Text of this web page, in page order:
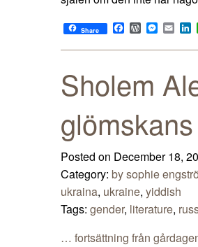
Share Facebook
WordPress
Sholem
Posted on December 18,
Category: by sophie
ukraina, ukraine, yiddish
Tags: gender, literature,
… fortsättning från